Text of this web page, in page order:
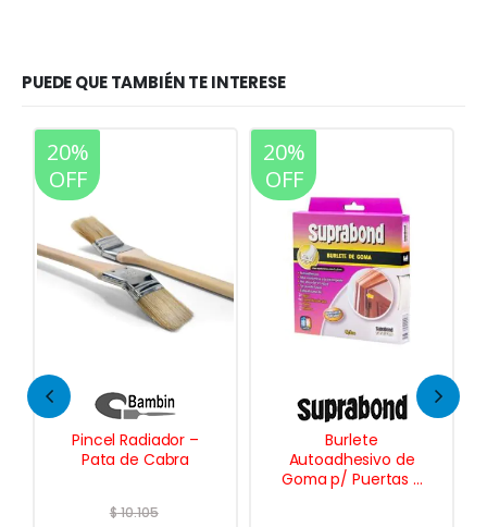
PUEDE QUE TAMBIÉN TE INTERESE
20%
OFF
Burlete
Autoadhesivo de
Mts.
20%
OFF
Escalera
Multifunción
Articulada Plegable